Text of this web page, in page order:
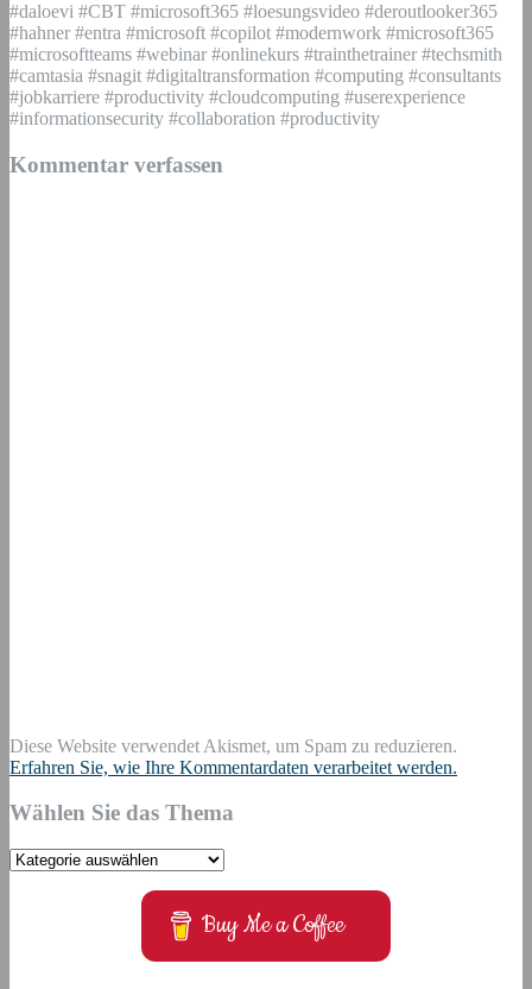
#daloevi #CBT #microsoft365 #loesungsvideo #deroutlooker365
#hahner #entra #microsoft #copilot #modernwork #microsoft365
#microsoftteams #webinar #onlinekurs #trainthetrainer #techsmith
#camtasia #snagit #digitaltransformation #computing #consultants
#jobkarriere #productivity #cloudcomputing #userexperience
#informationsecurity #collaboration #productivity
Kommentar verfassen
Diese Website verwendet Akismet, um Spam zu reduzieren.
Erfahren Sie, wie Ihre Kommentardaten verarbeitet werden.
Wählen Sie das Thema
Wählen
Buy Me a Coffee